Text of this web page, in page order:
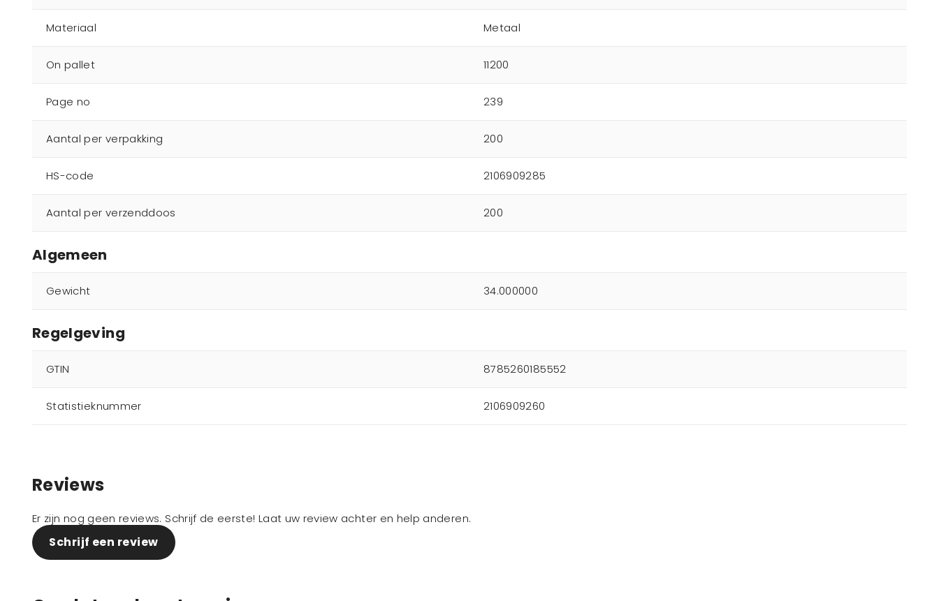
Materiaal Metaal
On pallet 11200
Page no 239
Aantal per verpakking 200
HS-code 2106909285
Aantal per verzenddoos 200
Algemeen
Gewicht 34.000000
Regelgeving
GTIN 8785260185552
Statistieknummer 2106909260
Reviews
Er zijn nog geen reviews. Schrijf de eerste! Laat uw review achter en help anderen.
Schrijf een review